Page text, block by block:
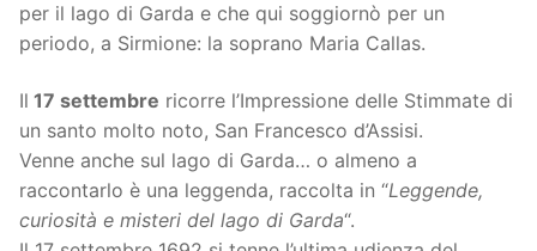
per il lago di Garda e che qui soggiornò per un
periodo, a Sirmione: la soprano Maria Callas.
Il 17 settembre ricorre l’Impressione delle Stimmate di
un santo molto noto, San Francesco d’Assisi.
Venne anche sul lago di Garda… o almeno a
raccontarlo è una leggenda, raccolta in “Leggende,
curiosità e misteri del lago di Garda“.